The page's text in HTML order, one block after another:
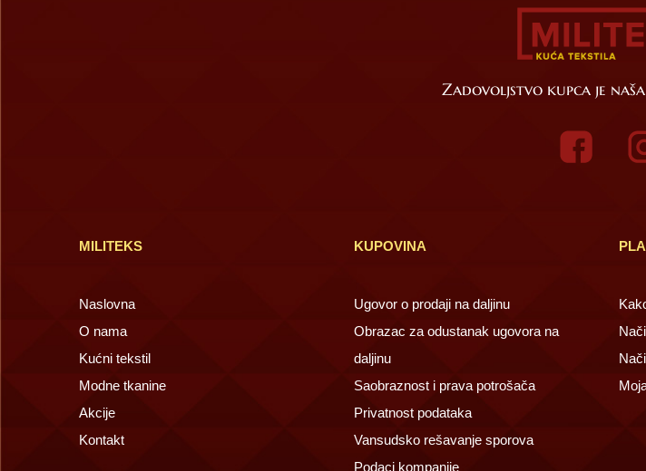
Zadovoljstvo kupca je
MILITEKS
Naslovna
O nama
Kućni tekstil
Modne tkanine
Akcije
Kontakt
KUPOVINA
Ugovor o prodaji na daljinu
Obrazac za odustanak ugovora na
daljinu
Saobraznost i prava potrošača
Privatnost podataka
Vansudsko rešavanje sporova
Podaci kompanije